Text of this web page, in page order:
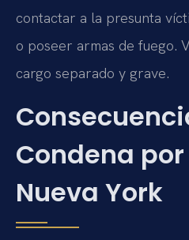
contactar a la presunta
o poseer armas de fuego.
cargo separado y grave.
Condena
Nueva York